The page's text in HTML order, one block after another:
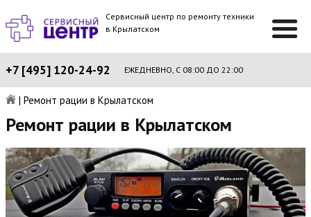
Сервисный центр по ремонту техники
в Крылатском
+7 [495] 120-24-92 ЕЖЕДНЕВНО, С 08:00 ДО 22:00
| Ремонт рации в Крылатском
Ремонт рации в Крылатском